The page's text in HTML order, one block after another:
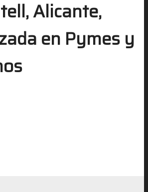
Alicante,
en Pymes y